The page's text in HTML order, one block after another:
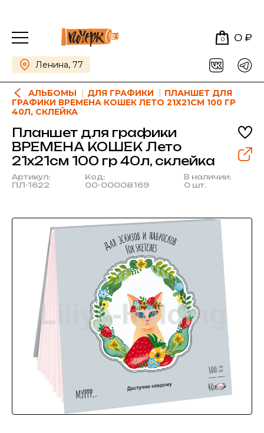
0 0 ₽
Ленина, 77
АЛЬБОМЫ ДЛЯ ГРАФИКИ
ПЛАНШЕТ ДЛЯ
ГРАФИКИ ВРЕМЕНА КОШЕК ЛЕТО 21Х21СМ 100 ГР
40Л, СКЛЕЙКА
Планшет для графики
ВРЕМЕНА КОШЕК Лето
21х21см 100 гр 40л, склейка
Артикул:
ПЛ-1622
Код:
00-00008169
В наличии:
0 шт.